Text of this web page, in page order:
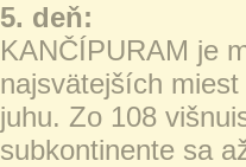
5. deň:
KANČÍPURAM je
najsvätejších
juhu. Zo 108
subkontinente sa